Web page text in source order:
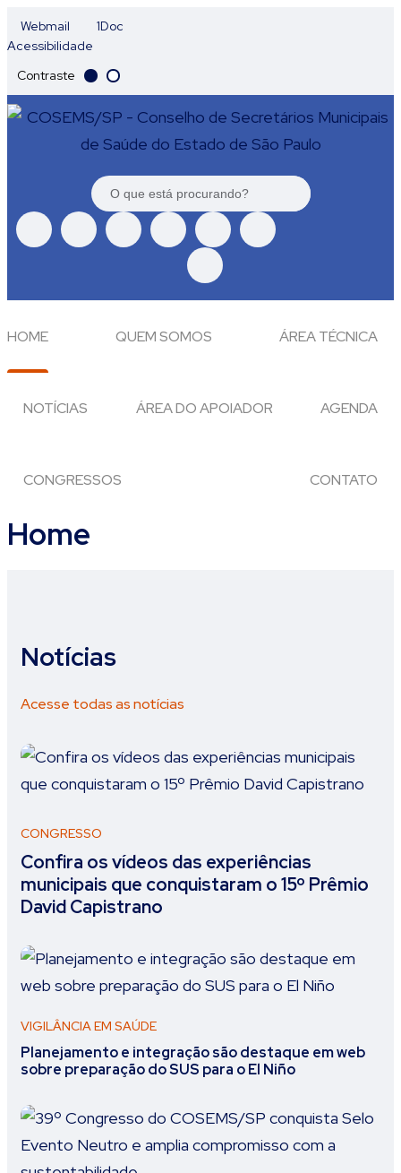
Webmail
1Doc
Acessibilidade
Contraste
HOME QUEM SOMOS ÁREA TÉCNICA
NOTÍCIAS ÁREA DO APOIADOR AGENDA
CONGRESSOS CONTATO
Home
Notícias
Acesse todas as notícias
CONGRESSO
Confira os vídeos das experiências
municipais que conquistaram o 15º Prêmio
David Capistrano
VIGILÂNCIA EM SAÚDE
Planejamento e integração são destaque em web
sobre preparação do SUS para o El Niño